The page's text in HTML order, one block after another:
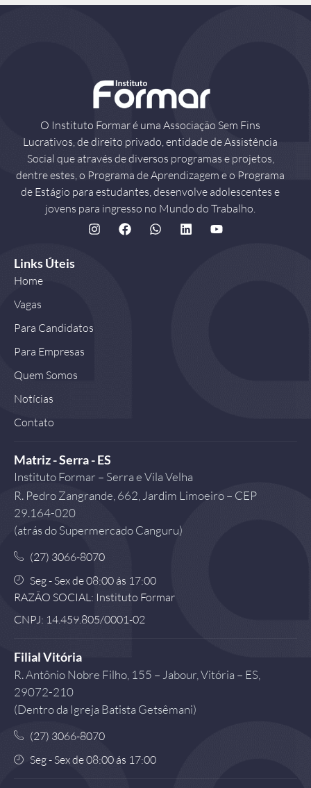
O Instituto Formar é uma Associação Sem Fins
Lucrativos, de direito privado, entidade de Assistência
Social que através de diversos programas e projetos,
dentre estes, o Programa de Aprendizagem e o Programa
de Estágio para estudantes, desenvolve adolescentes e
jovens para ingresso no Mundo do Trabalho.
Matriz - Serra - ES
Instituto Formar – Serra e Vila Velha
R. Pedro Zangrande, 662, Jardim Limoeiro – CEP
29.164-020
(atrás do Supermercado Canguru)
(27) 3066-8070
Seg - Sex de 08:00 ás 17:00
RAZÃO SOCIAL: Instituto Formar
CNPJ: 14.459.805/0001-02
Filial Vitória
R. Antônio Nobre Filho, 155 – Jabour, Vitória – ES,
29072-210
(Dentro da Igreja Batista Getsêmani)
(27) 3066-8070
Seg - Sex de 08:00 ás 17:00
Links Úteis
Home
Vagas
Para Candidatos
Para Empresas
Quem Somos
Notícias
Contato